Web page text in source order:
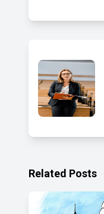
Related Posts